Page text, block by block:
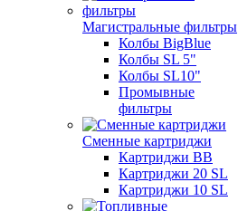
Магистральные фильтры
Колбы BigBlue
Колбы SL 5"
Колбы SL10"
Промывные
фильтры
Сменные картриджи
Картриджи BB
Картриджи 20 SL
Картриджи 10 SL